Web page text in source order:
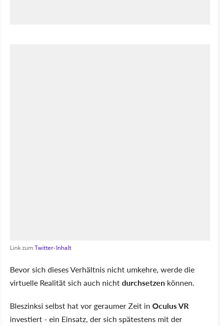
Link zum Twitter-Inhalt
Bevor sich dieses Verhältnis nicht umkehre, werde die
virtuelle Realität sich auch nichtdurchsetzen können.
Bleszinksi selbst hat vor geraumer Zeit in Oculus VR
investiert - ein Einsatz, der sich spätestens mit der